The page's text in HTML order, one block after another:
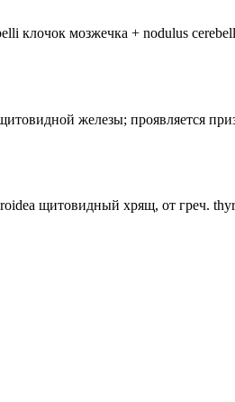
клочок мозжечка + nodulus
железы; проявляется
щитовидный хрящ, от греч.